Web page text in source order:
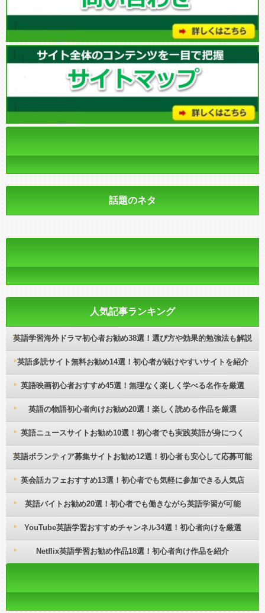
話題のネタ
人気記事ランキング
英語学習海外ドラマ初心者お勧め38選！選び方や効果的勉強法も解説
英語多読サイト無料お勧め14選！初心者が続けやすいサイトを紹介
英語映画初心者おすすめ45選！無理なく楽しく学べる名作を厳選
英語の物語初心者向けお勧め20選！楽しく読める作品を厳選
英語ニュースサイトお勧め10選！初心者でも実践英語が身につく
英語ボランティア募集サイトお勧め12選！初心者も安心して応募可能
英会話カフェおすすめ13選！初心者でも気軽に参加できる人気店
英語バイトお勧め20選！初心者でも働きながら英語学習が可能
YouTube英語学習おすすめチャンネル34選！初心者向けを厳選
Netflix英語学習お勧め作品18選！初心者向け作品を紹介